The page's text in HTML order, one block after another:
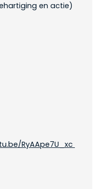
en actie)
RyAApe7U_xc